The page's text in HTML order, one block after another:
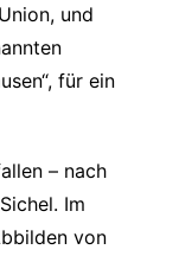
und
für ein
– nach
Im
von